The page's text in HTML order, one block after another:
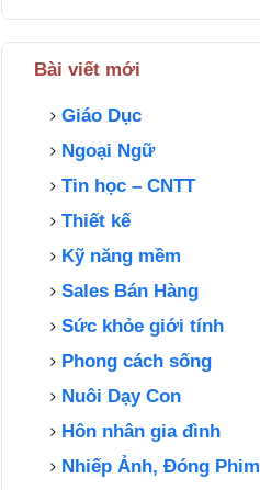
Bài viết mới
Giáo Dục
Ngoại Ngữ
Tin học – CNTT
Thiết kế
Kỹ năng mềm
Sales Bán Hàng
Sức khỏe giới tính
Phong cách sống
Nuôi Dạy Con
Hôn nhân gia đình
Nhiếp Ảnh, Đóng Phim